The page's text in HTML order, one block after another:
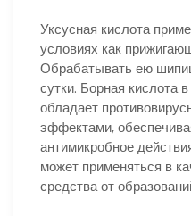
Уксусная кислота
условиях как
Обрабатывать ею
сутки. Борная кислота
обладает
эффектами,
антимикробное
может применяться в
средства от